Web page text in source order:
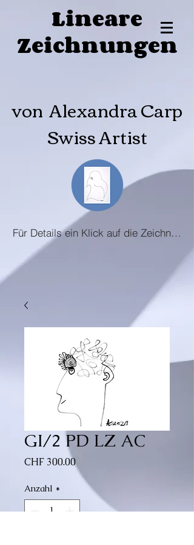
Lineare
Zeichnungen
von Alexandra Carp
Swiss Artist
Für Details ein Klick auf die Zeichnung
GI/2 PD LZ AC
CHF 300.00Preis
Anzahl *